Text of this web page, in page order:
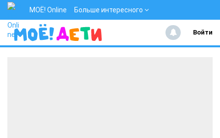
МОЁ! Online Больше интересного
Войти